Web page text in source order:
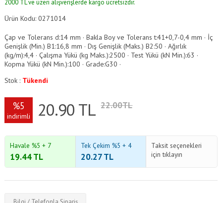
2000 TL ve üzeri alışverişlerde kargo ücretsizdir.
Ürün Kodu: 0271014
Çap ve Tolerans d:14 mm · Bakla Boy ve Tolerans t:41+0,7-0,4 mm · İç
Genişlik (Min.) B1:16,8 mm · Dış Genişlik (Maks.) B2:50 · Ağırlık
(kg/m):4,4 · Çalışma Yükü (kg Maks.):2500 · Test Yükü (kN Min.):63 ·
Kopma Yükü (kN Min.):100 · Grade:G30 ·
Stok : Tükendi
%5
indirimli 20.90 TL 22.00TL
Havale %5 + 7
19.44TL
Tek Çekim %5 + 4
20.27TL
Taksit seçenekleri
için tıklayın